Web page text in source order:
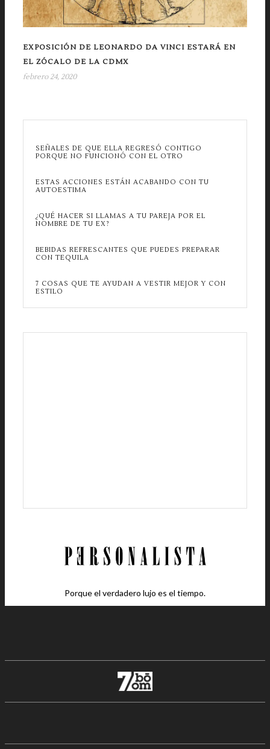
EXPOSICIÓN DE LEONARDO DA VINCI ESTARÁ EN
EL ZÓCALO DE LA CDMX
febrero 24, 2020
SEÑALES DE QUE ELLA REGRESÓ CONTIGO
PORQUE NO FUNCIONÓ CON EL OTRO
ESTAS ACCIONES ESTÁN ACABANDO CON TU
AUTOESTIMA
¿QUÉ HACER SI LLAMAS A TU PAREJA POR EL
NOMBRE DE TU EX?
BEBIDAS REFRESCANTES QUE PUEDES PREPARAR
CON TEQUILA
7 COSAS QUE TE AYUDAN A VESTIR MEJOR Y CON
ESTILO
Porque el verdadero lujo es el tiempo.